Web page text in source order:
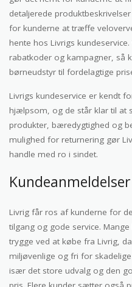
detaljerede
for kunderne at træffe
hente hos Livrigs
rabatkoder og kampagner, så
børneudstyr til fordelagtige
Livrigs kundeservice er kendt
hjælpsom, og de står klar til at
produkter, bæredygtighed og
mulighed for returnering gør
handle med ro i sindet.
Livrig får ros af kunderne for
tilgang og gode service.
trygge ved at købe fra Livrig,
miljøvenlige og fri for
især det store udvalg og den